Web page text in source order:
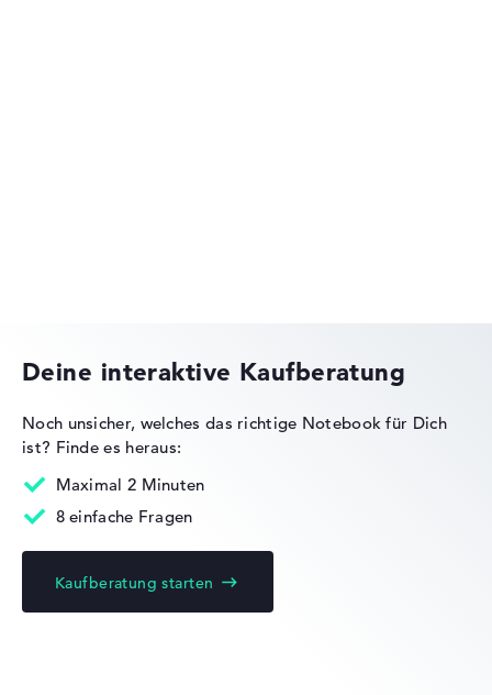
Lenovo Yoga
Deine interaktive Kaufberatung
Noch unsicher, welches das richtige Notebook für Dich
ist? Finde es heraus:
Maximal 2 Minuten
8 einfache Fragen
Kaufberatung starten